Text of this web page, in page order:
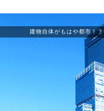
建物自体がもはや都市！？